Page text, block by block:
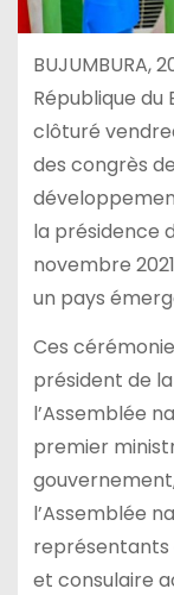
BUJUMBURA,
République du
clôturé
des congrès
la présidence
novembre
un pays
Ces
président de
l’Assemblée
premier
l’Assemblée
représentants
et consulaire